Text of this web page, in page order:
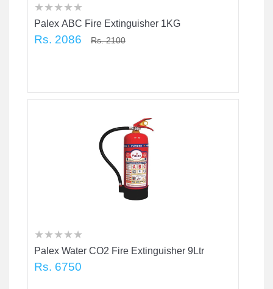
★
★ ★
★ ★ ★
★ ★ ★ ★
★ ★ ★ ★ ★
Palex ABC Fire Extinguisher 1KG
Rs. 2086 Rs. 2100
★
★ ★
★ ★ ★
★ ★ ★ ★
★ ★ ★ ★ ★
Palex Water CO2 Fire Extinguisher 9Ltr
Rs. 6750